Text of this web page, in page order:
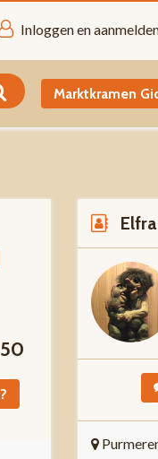
Inloggen en
Marktkramen
Elfra